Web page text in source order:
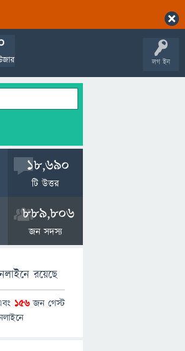
লগ ইন
18,690
টি উত্তর
889,806
জন সদস্য
রয়েছে
156জন গেস্ট